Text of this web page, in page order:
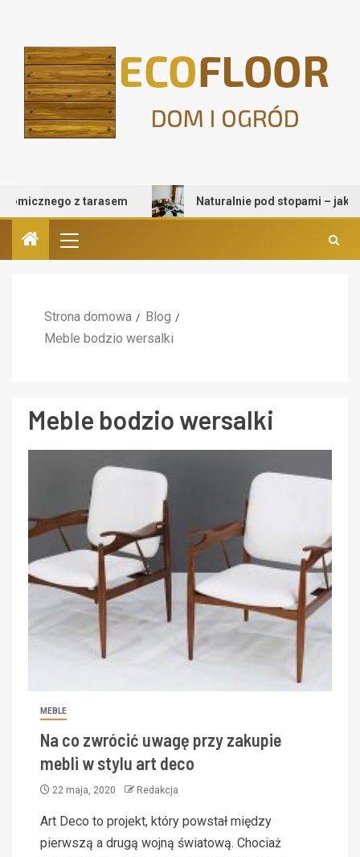
z tarasem Naturalnie pod stopami – jak
Strona domowa
Blog
Meble bodzio wersalki
Meble bodzio wersalki
MEBLE
Na co zwrócić uwagę przy zakupie
mebli w stylu art deco
22 maja, 2020 Redakcja
Art Deco to projekt, który powstał między
pierwszą a drugą wojną światową. Chociaż